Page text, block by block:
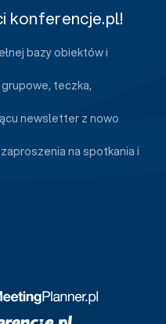
konferencje.pl!
bazy obiektów i
teczka,
newsletter z nowo
na spotkania i